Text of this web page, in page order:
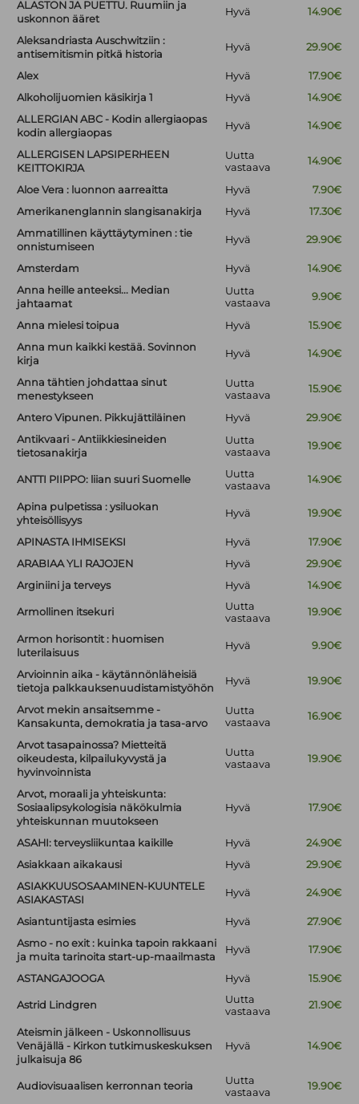
ALASTON JA PUETTU. Ruumiin ja
uskonnon ääret
Hyvä 14.90€
Aleksandriasta Auschwitziin :
antisemitismin pitkä historia
Hyvä 29.90€
Alex Hyvä
17.90€
Alkoholijuomien käsikirja 1
Hyvä
14.90€
ALLERGIAN ABC - Kodin allergiaopas
kodin allergiaopas
Hyvä 14.90€
ALLERGISEN LAPSIPERHEEN
KEITTOKIRJA
Uutta
vastaava
14.90€
Aloe Vera : luonnon aarreaitta Hyvä
7.90€
Amerikanenglannin slangisanakirja
Hyvä
17.30€
Ammatillinen käyttäytyminen : tie
onnistumiseen
Hyvä 29.90€
Amsterdam Hyvä
14.90€
Anna heille anteeksi... Median
jahtaamat
Uutta
vastaava
9.90€
Anna mielesi toipua Hyvä
15.90€
Anna mun kaikki kestää. Sovinnon
kirja
Hyvä 14.90€
Anna tähtien johdattaa sinut
menestykseen
Uutta
vastaava
15.90€
Antero Vipunen. Pikkujättiläinen Hyvä
29.90€
Antikvaari - Antiikkiesineiden
tietosanakirja
Uutta
vastaava
19.90€
ANTTI PIIPPO: liian suuri Suomelle
Uutta
vastaava
14.90€
Apina pulpetissa : ysiluokan
yhteisöllisyys
Hyvä 19.90€
APINASTA IHMISEKSI Hyvä
17.90€
ARABIAA YLI RAJOJEN
Hyvä
29.90€
Arginiini ja terveys
Hyvä 14.90€
Armollinen itsekuri
Uutta
vastaava
19.90€
Armon horisontit : huomisen
luterilaisuus
Hyvä 9.90€
Arvioinnin aika - käytännönläheisiä
tietoja palkkauksenuudistamistyöhön
Hyvä 19.90€
Arvot mekin ansaitsemme -
Kansakunta, demokratia ja tasa-arvo
Uutta
vastaava
16.90€
Arvot tasapainossa? Mietteitä
oikeudesta, kilpailukyvystä ja
hyvinvoinnista
Uutta
vastaava
19.90€
Arvot, moraali ja yhteiskunta:
Sosiaalipsykologisia näkökulmia
yhteiskunnan muutokseen
Hyvä 17.90€
ASAHI: terveysliikuntaa kaikille Hyvä
24.90€
Asiakkaan aikakausi
Hyvä
29.90€
ASIAKKUUSOSAAMINEN-KUUNTELE
ASIAKASTASI
Hyvä 24.90€
Asiantuntijasta esimies Hyvä
27.90€
Asmo - no exit : kuinka tapoin rakkaani
ja muita tarinoita start-up-maailmasta
Hyvä 17.90€
ASTANGAJOOGA Hyvä 15.90€
Astrid Lindgren
Uutta
vastaava
21.90€
Ateismin jälkeen - Uskonnollisuus
Venäjällä - Kirkon tutkimuskeskuksen
julkaisuja 86
Hyvä 14.90€
Audiovisuaalisen kerronnan teoria
Uutta
vastaava
19.90€